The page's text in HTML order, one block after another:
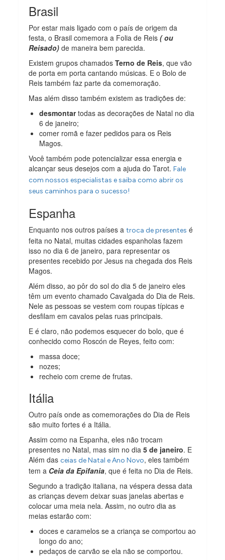
Brasil
Por estar mais ligado com o país de origem da
festa, o Brasil comemora a Folia de Reis( ou
Reisado) de maneira bem parecida.
Existem grupos chamadosTerno de Reis, que vão
de porta em porta cantando músicas. E o Bolo de
Reis também faz parte da comemoração.
Mas além disso também existem as tradições de:
desmontartodas as decorações de Natal no dia
6 de janeiro;
comer romã e fazer pedidos para os Reis
Magos.
Você também pode potencializar essa energia e
alcançar seus desejos com a ajuda do Tarot.Fale
com nossos especialistas e saiba como abrir os
seus caminhos para o sucesso!
Espanha
Enquanto nos outros países atroca de presentes é
feita no Natal, muitas cidades espanholas fazem
isso no dia 6 de janeiro, para representar os
presentes recebido por Jesus na chegada dos Reis
Magos.
Além disso, ao pôr do sol do dia 5 de janeiro eles
têm um evento chamado Cavalgada do Dia de Reis.
Nele as pessoas se vestem com roupas típicas e
desfilam em cavalos pelas ruas principais.
E é claro, não podemos esquecer do bolo, que é
conhecido como Roscón de Reyes, feito com:
massa doce;
nozes;
recheio com creme de frutas.
Itália
Outro país onde as comemorações do Dia de Reis
são muito fortes é a Itália.
Assim como na Espanha, eles não trocam
presentes no Natal, mas sim no dia5 de janeiro. E
Além dasceias de Natal e Ano Novo, eles também
tem a Ceia da Epifania, que é feita no Dia de Reis.
Segundo a tradição italiana, na véspera dessa data
as crianças devem deixar suas janelas abertas e
colocar uma meia nela. Assim, no outro dia as
meias estarão com:
doces e caramelos se a criança se comportou ao
longo do ano;
pedaços de carvão se ela não se comportou.